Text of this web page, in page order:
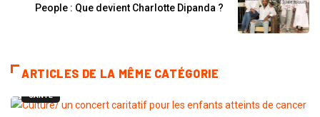
People : Que devient Charlotte Dipanda ?
ARTICLES DE LA MÊME CATÉGORIE
SANTÉ